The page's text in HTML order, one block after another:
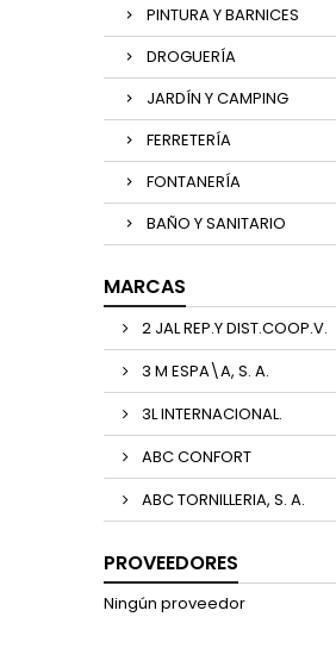
PINTURA Y BARNICES
DROGUERÍA
JARDÍN Y CAMPING
FERRETERÍA
FONTANERÍA
BAÑO Y SANITARIO
MARCAS
2 JAL REP.Y DIST.COOP.V.
3 M ESPA\A, S. A.
3L INTERNACIONAL.
ABC CONFORT
ABC TORNILLERIA, S. A.
PROVEEDORES
Ningún proveedor